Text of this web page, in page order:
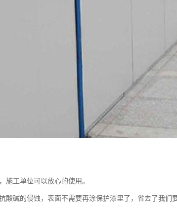
，施工单位可以放心的使用。
酸碱的侵蚀，表面不需要再涂保护漆里了，省去了我们